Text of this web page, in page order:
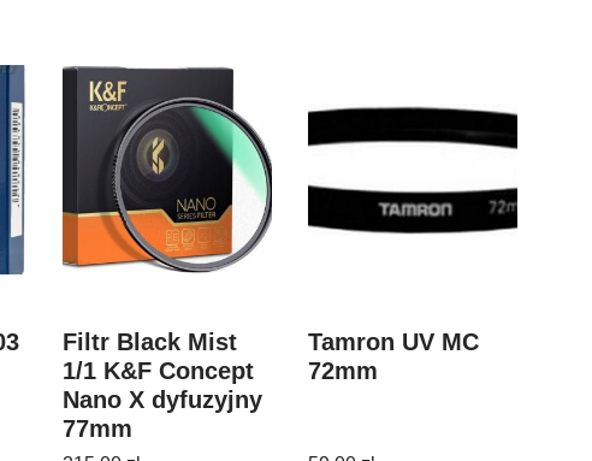
Filtr Black Mist
1/1 K&F Concept
Nano X dyfuzyjny
77mm
Tamron UV MC
72mm